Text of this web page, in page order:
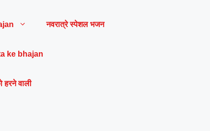
नवरात्रे स्पेशल भजन
ke bhajan
वाली